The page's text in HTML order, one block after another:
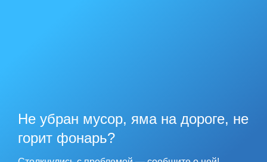
Не убран мусор, яма на дороге, не
горит фонарь?
рекорды